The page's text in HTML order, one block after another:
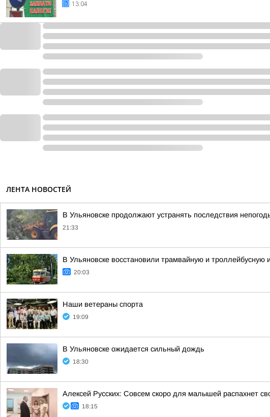
13:04
ЛЕНТА НОВОСТЕЙ
В Ульяновске продолжают устранять последствия
21:33
В Ульяновске восстановили трамвайную и троллейбусную
20:03
Наши ветераны спорта
19:09
В Ульяновске ожидается сильный дождь
18:30
Алексей Русских: Совсем скоро для малышей распахнет
18:15